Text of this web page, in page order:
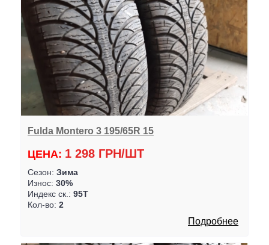
Fulda Montero 3 195/65R 15
ЦЕНА: 1 298 ГРН/ШТ
Сезон: Зима
Износ: 30%
Индекс ск.: 95T
Кол-во: 2
Подробнее